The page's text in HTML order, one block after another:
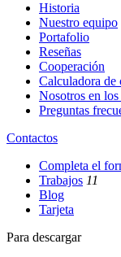
Historia
Nuestro equipo
Portafolio
Reseñas
Cooperación
Calculadora de
Nosotros en
Preguntas
Contactos
Completa el
Trabajos 11
Blog
Tarjeta
Para descargar